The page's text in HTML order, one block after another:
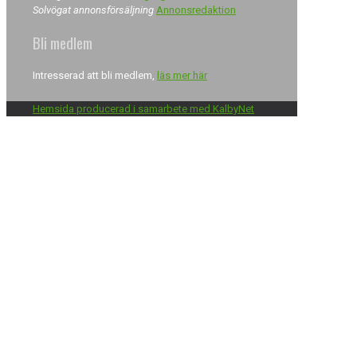
Solvögat annonsförsäljning Annonsredaktion
Bli medlem
Intresserad att bli medlem, läs mer här
Hemsida producerad i samarbete med KalbyNet